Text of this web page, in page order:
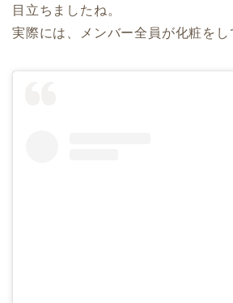
目立ちましたね。
実際には、メンバー全員が化粧をし